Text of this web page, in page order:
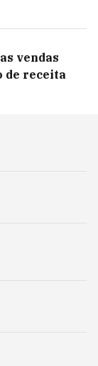
vendas
de receita